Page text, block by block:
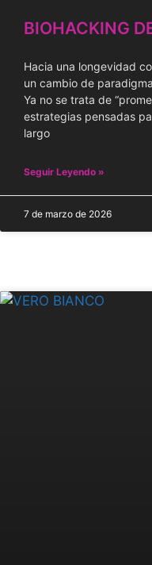
BIOHACKING
Hacia una longevidad
un cambio de
Ya no se trata de
estrategias pensadas
largo
Seguir Leyendo »
7 de marzo de 2026